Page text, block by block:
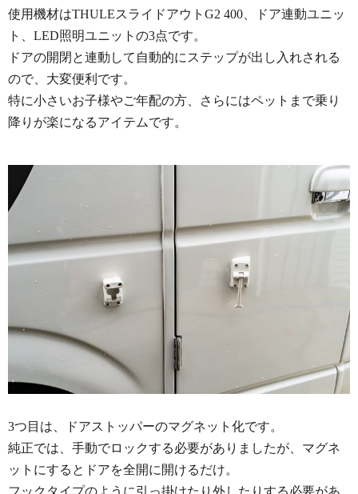
使用機材はTHULEスライドアウトG2 400、ドア連動ユニッ
ト、LED照明ユニットの3点です。
ドアの開閉と連動して自動的にステップが出し入れされる
ので、大変便利です。
特に小さいお子様やご年配の方、さらにはペットまで乗り
降りが楽になるアイテムです。
3つ目は、ドアストッパーのマグネット化です。
純正では、手動でロックする必要がありましたが、マグネ
ットにするとドアを全開に開けるだけ。
フックタイプのように引っ掛けたり外したりする必要があ